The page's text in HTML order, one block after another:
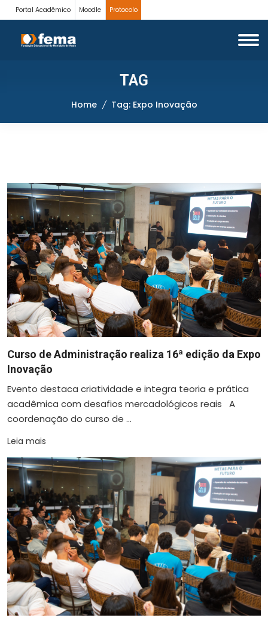
Portal Acadêmico Moodle Protocolo
TAG
Home Tag: Expo Inovação
Curso de Administração realiza 16ª edição da Expo
Inovação
Evento destaca criatividade e integra teoria e prática
acadêmica com desafios mercadológicos reais A
coordenação do curso de ...
Leia mais